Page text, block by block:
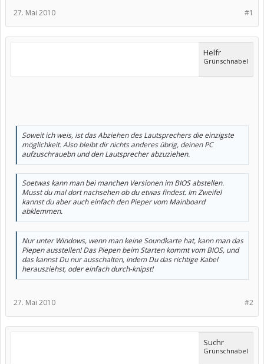
#1
27. Mai 2010
Helfr
Grünschnabel
Soweit ich weis, ist das Abziehen des Lautsprechers die einzigste
möglichkeit. Also bleibt dir nichts anderes übrig, deinen PC
aufzuschrauebn und den Lautsprecher abzuziehen.
Soetwas kann man bei manchen Versionen im BIOS abstellen.
Musst du mal dort nachsehen ob du etwas findest. Im Zweifel
kannst du aber auch einfach den Pieper vom Mainboard
abklemmen.
Nur unter Windows, wenn man keine Soundkarte hat, kann man das
Piepen ausstellen! Das Piepen beim Starten kommt vom BIOS, und
das kannst Du nur ausschalten, indem Du das richtige Kabel
herausziehst, oder einfach durch-knipst!
#2
27. Mai 2010
Suchr
Grünschnabel